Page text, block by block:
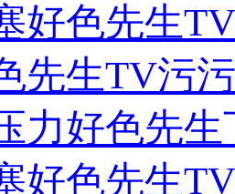
好色先生
先生TV污污
力好色先
好色先生